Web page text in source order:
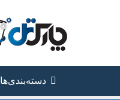
دسته‌بندی‌ها